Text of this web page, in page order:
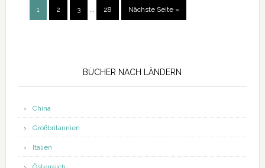
Seite
1 Seite
2 Seite
3
Weggelassene
Zwischenseiten
Seite
28 Nächste Seite aufrufen
»
BÜCHER NACH LÄNDERN
China
Großbritannien
Italien